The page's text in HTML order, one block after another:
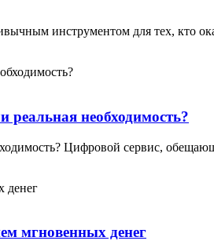
инструментом для тех, кто
реальная необходимость?
Цифровой сервис,
мгновенных денег